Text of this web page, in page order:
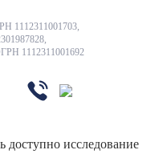
1112311001703,
1112311001692
исследование